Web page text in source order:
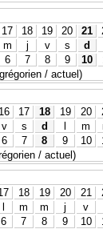
17 18 19 20 21
m j v s d
6 7 8 9 10
/ actuel)
16 17 18 19 20
v s d m
6 7 8 9 10
/ actuel)
18 19 20 21
m m j v
6 7 8 9 10